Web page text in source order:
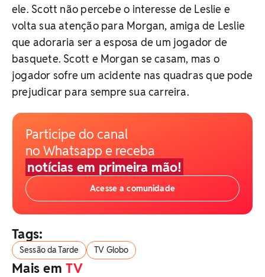
ele. Scott não percebe o interesse de Leslie e
volta sua atenção para Morgan, amiga de Leslie
que adoraria ser a esposa de um jogador de
basquete. Scott e Morgan se casam, mas o
jogador sofre um acidente nas quadras que pode
prejudicar para sempre sua carreira.
Participe do canal
no Whatsapp e receba
notícias em primeira mão!
Acesse a comunidade
Tags:
Sessão da Tarde TV Globo
Mais emTV